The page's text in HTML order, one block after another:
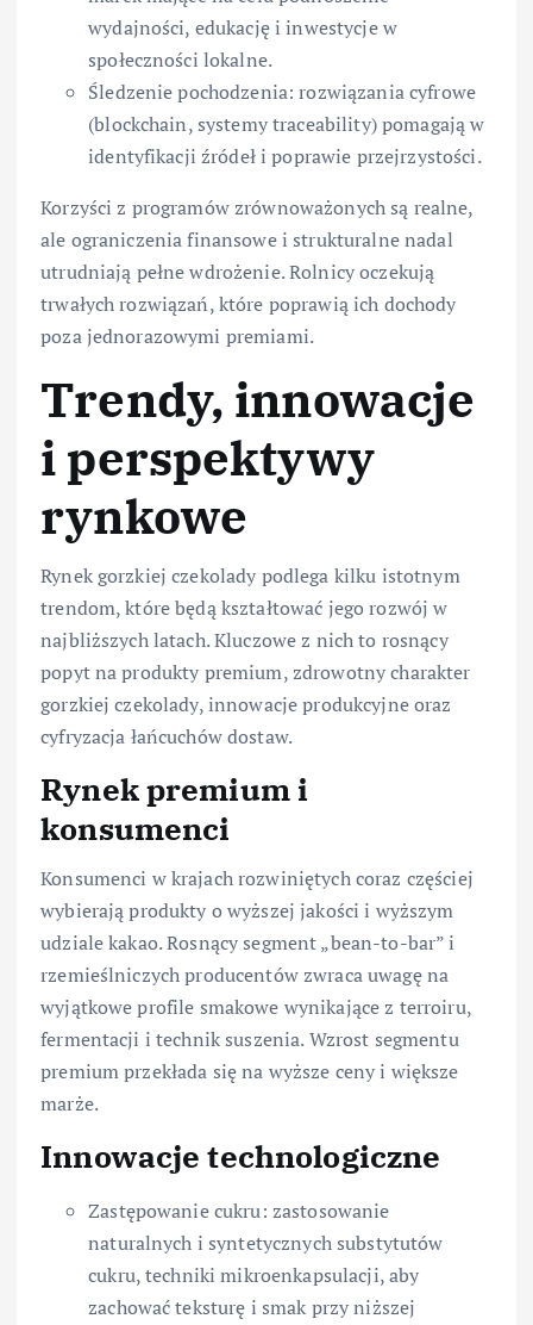
wydajności, edukację i inwestycje w
społeczności lokalne.
Śledzenie pochodzenia: rozwiązania cyfrowe
(blockchain, systemy traceability) pomagają w
identyfikacji źródeł i poprawie przejrzystości.
Korzyści z programów zrównoważonych są realne,
ale ograniczenia finansowe i strukturalne nadal
utrudniają pełne wdrożenie. Rolnicy oczekują
trwałych rozwiązań, które poprawią ich dochody
poza jednorazowymi premiami.
Trendy, innowacje
i perspektywy
rynkowe
Rynek gorzkiej czekolady podlega kilku istotnym
trendom, które będą kształtować jego rozwój w
najbliższych latach. Kluczowe z nich to rosnący
popyt na produkty premium, zdrowotny charakter
gorzkiej czekolady, innowacje produkcyjne oraz
cyfryzacja łańcuchów dostaw.
Rynek premium i
konsumenci
Konsumenci w krajach rozwiniętych coraz częściej
wybierają produkty o wyższej jakości i wyższym
udziale kakao. Rosnący segment „bean-to-bar” i
rzemieślniczych producentów zwraca uwagę na
wyjątkowe profile smakowe wynikające z terroiru,
fermentacji i technik suszenia. Wzrost segmentu
premium przekłada się na wyższe ceny i większe
marże.
Innowacje technologiczne
Zastępowanie cukru: zastosowanie
naturalnych i syntetycznych substytutów
cukru, techniki mikroenkapsulacji, aby
zachować teksturę i smak przy niższej